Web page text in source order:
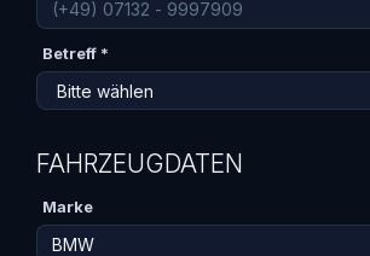
Betreff *
FAHRZEUGDATEN
Marke